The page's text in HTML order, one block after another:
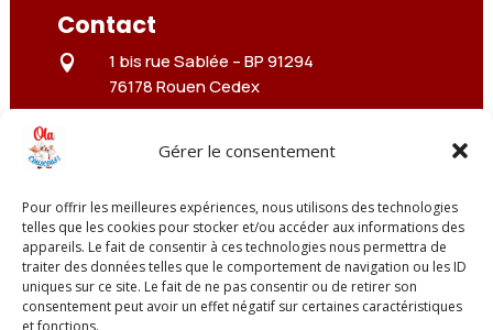
Gérer le consentement
Pour offrir les meilleures expériences, nous utilisons des technologies
telles que les cookies pour stocker et/ou accéder aux informations des
appareils. Le fait de consentir à ces technologies nous permettra de
traiter des données telles que le comportement de navigation ou les ID
uniques sur ce site. Le fait de ne pas consentir ou de retirer son
consentement peut avoir un effet négatif sur certaines caractéristiques
et fonctions.
Contact
 1 bis rue Sablée –BP 91294
76178 Rouen Cedex
75017 Paris
 contact@olacouscous.fr